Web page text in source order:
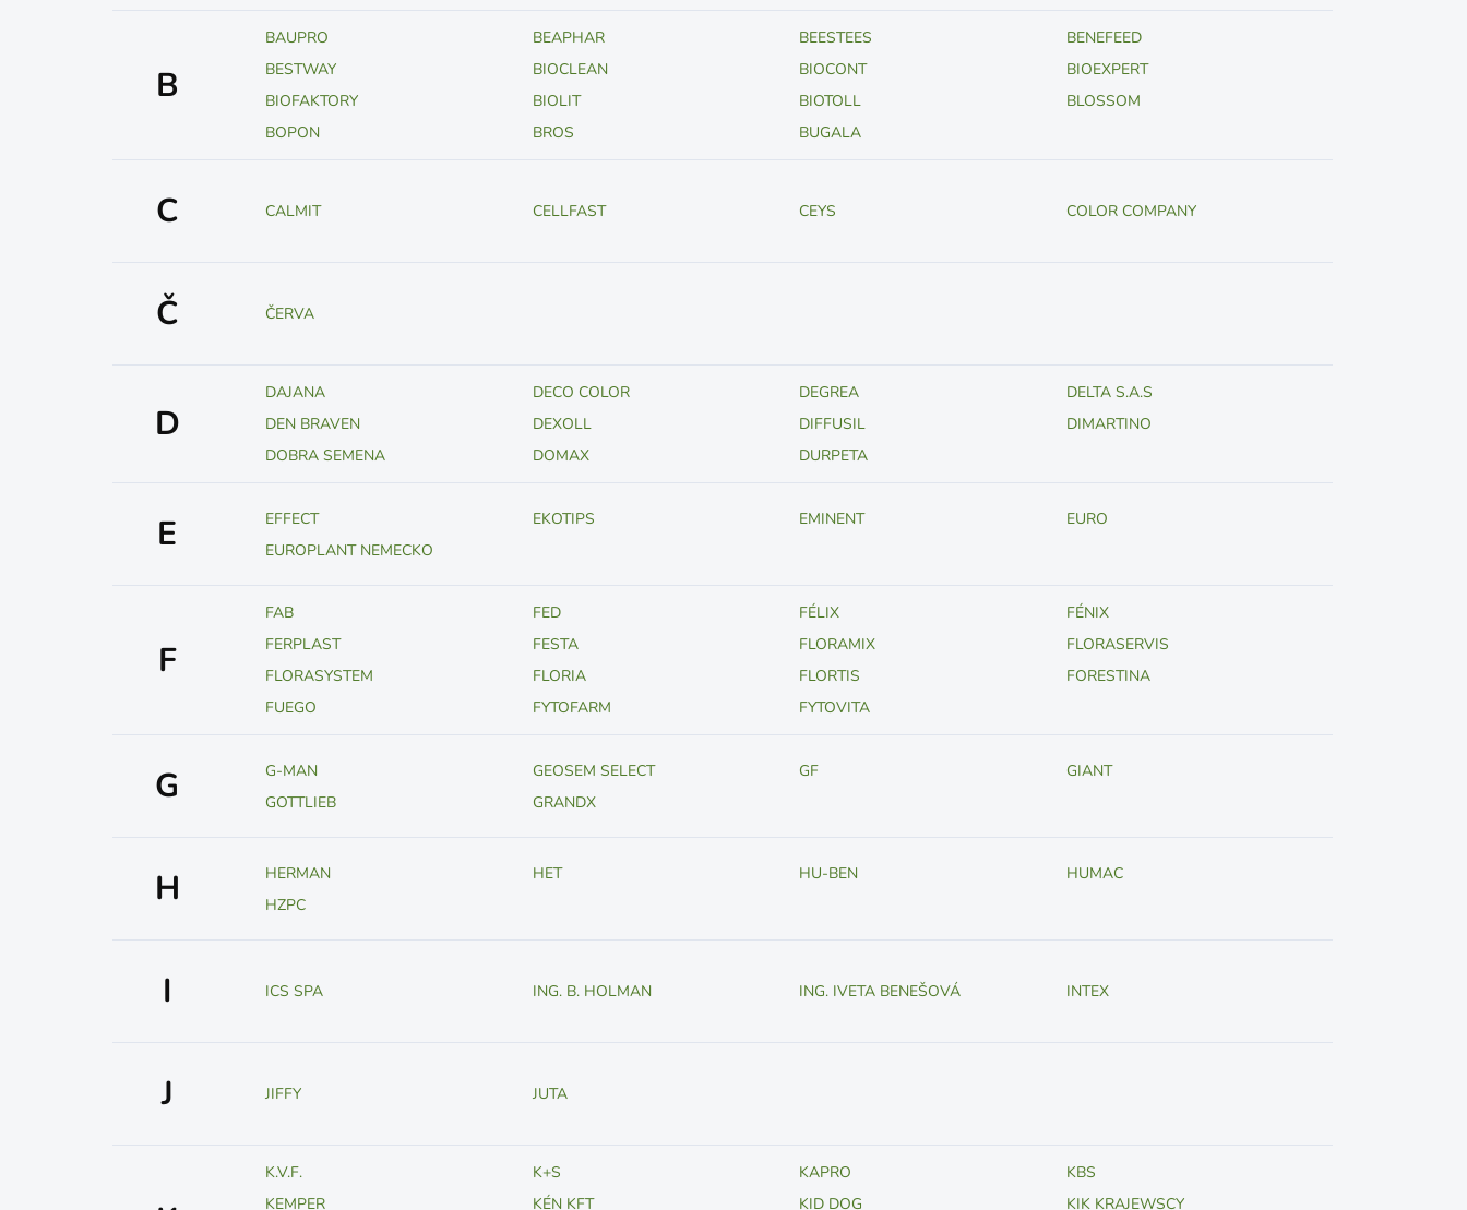
B
BAUPRO BEAPHAR BEESTEES
BENEFEED
BESTWAY
BIOCLEAN BIOCONT
BIOEXPERT
BIOFAKTORY
BIOLIT BIOTOLL
BLOSSOM
BOPON
BROS BUGALA
C CALMIT CELLFAST CEYS COLOR COMPANY
Č ČERVA
D
DAJANA DECO COLOR DEGREA
DELTA S.A.S
DEN BRAVEN
DEXOLL DIFFUSIL
DIMARTINO
DOBRA SEMENA
DOMAX DURPETA
E EFFECT EKOTIPS EMINENT
EURO
EUROPLANT NEMECKO
F
FAB FED FÉLIX
FÉNIX
FERPLAST
FESTA FLORAMIX
FLORASERVIS
FLORASYSTEM
FLORIA FLORTIS
FORESTINA
FUEGO
FYTOFARM FYTOVITA
G G-MAN GEOSEM SELECT GF
GIANT
GOTTLIEB
GRANDX
H HERMAN HET HU-BEN
HUMAC
HZPC
I ICS SPA ING. B. HOLMAN ING. IVETA BENEŠOVÁ INTEX
J JIFFY JUTA
K.V.F. K+S KAPRO
KBS
KEMPER
KÉN KFT KID DOG
KIK KRAJEWSCY